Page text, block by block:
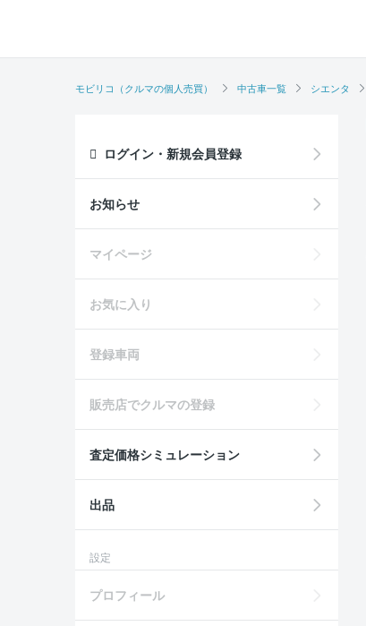
モビリコ（クルマの個人売買） 中古車一覧 シエンタ
ログイン・新規会員登録
お知らせ
マイページ
お気に入り
登録車両
販売店でクルマの登録
査定価格シミュレーション
出品
設定
プロフィール